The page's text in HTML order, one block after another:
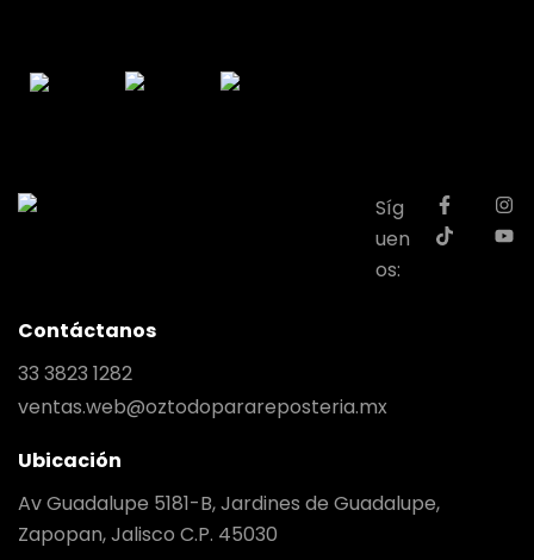
Síg
uen
os:
Contáctanos
33 3823 1282
ventas.web@oztodoparareposteria.mx
Ubicación
Av Guadalupe 5181-B, Jardines de Guadalupe,
Zapopan, Jalisco C.P. 45030